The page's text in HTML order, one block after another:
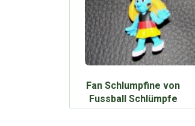
Fan Schlumpfine von
Fussball Schlümpfe